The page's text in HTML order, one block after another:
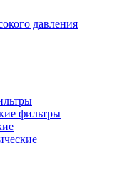
давления
фильтры